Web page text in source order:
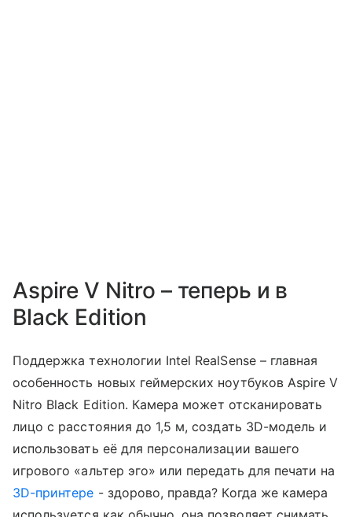
Aspire V Nitro – теперь и в
Black Edition
Поддержка технологии Intel RealSense – главная
особенность новых геймерских ноутбуков Aspire V
Nitro Black Edition. Камера может отсканировать
лицо с расстояния до 1,5 м, создать 3D-модель и
использовать её для персонализации вашего
игрового «альтер эго» или передать для печати на
3D-принтере - здорово, правда? Когда же камера